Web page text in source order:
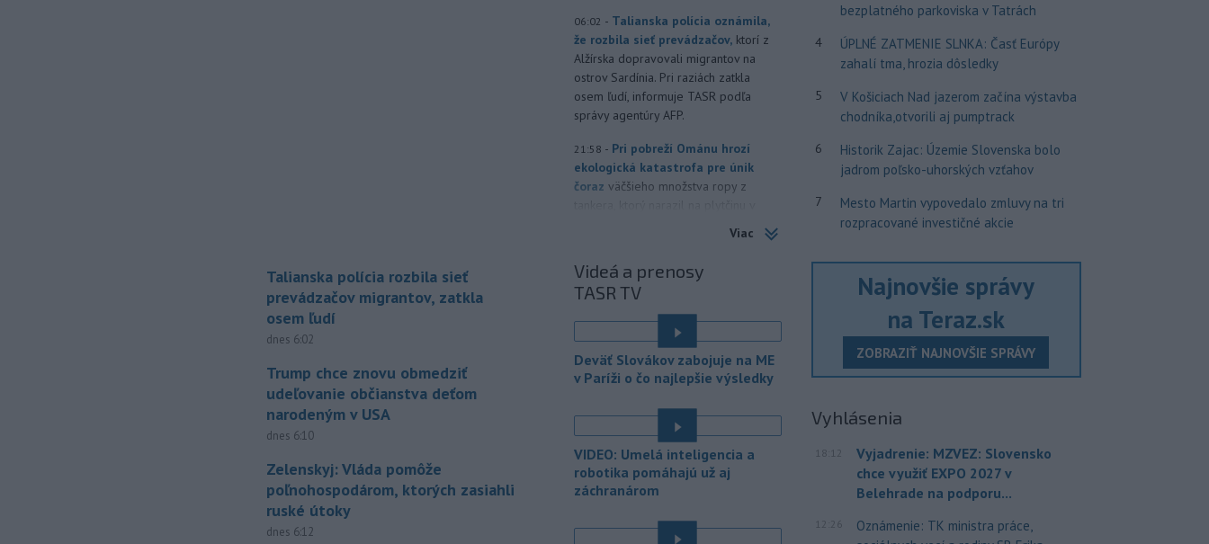
Talianska polícia rozbila sieť
prevádzačov migrantov, zatkla
osem ľudí
dnes 6:02
Trump chce znovu obmedziť
udeľovanie občianstva deťom
narodeným v USA
dnes 6:10
Zelenskyj: Vláda pomôže
poľnohospodárom, ktorých zasiahli
ruské útoky
dnes 6:12
06:02 - Talianska polícia oznámila,
že rozbila sieť prevádzačov, ktorí z
Alžírska dopravovali migrantov na
ostrov Sardínia. Pri raziách zatkla
osem ľudí, informuje TASR podľa
správy agentúry AFP.
21:58 - Pri pobreží Ománu hrozí
ekologická katastrofa pre únik
čoraz väčšieho množstva ropy z
kontakte s neznámou látkou na
termálnom
okrese Šaľa malo 16 osôb. Záchranná
zdravotná služba osem z nich
previezla do nemocnice.
20:49 - Ugandský parlament vo
ugandských vojakov
palestínskeho Pásma Gazy, kde by
mali pôsobiť v rámci medzinárodných
stabilizačných síl, ktoré navrhol
americký prezident Donald Trump.
20:07 - Anglická futbalová asociácia
Viac
Videá a prenosy
TASR TV
Deväť Slovákov zabojuje na ME
v Paríži o čo najlepšie výsledky
VIDEO: Umelá inteligencia a
robotika pomáhajú už aj
záchranárom
bezplatného parkoviska v Tatrách
4
ÚPLNÉ ZATMENIE SLNKA: Časť Európy
zahalí tma, hrozia dôsledky
5
V Košiciach Nad jazerom začína výstavba
chodníka,otvorili aj pumptrack
6
Historik Zajac: Územie Slovenska bolo
jadrom poľsko-uhorských vzťahov
7
Mesto Martin vypovedalo zmluvy na tri
rozpracované investičné akcie
Najnovšie správy
na Teraz.sk
ZOBRAZIŤ NAJNOVŠIE SPRÁVY
Vyhlásenia
18:12
Vyjadrenie: MZVEZ: Slovensko
chce využiť EXPO 2027 v
Belehrade na podporu...
12:26
Oznámenie: TK ministra práce,